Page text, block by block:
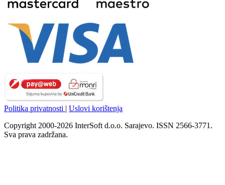
Politika privatnosti | Uslovi korištenja
Copyright 2000-2026 InterSoft d.o.o. Sarajevo. ISSN 2566-3771.
Sva prava zadržana.